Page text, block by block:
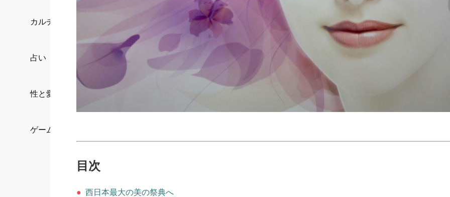
カルチャー/エンタメ
占い
性と愛
ゲーム
目次
● 西日本最大の美の祭典へ